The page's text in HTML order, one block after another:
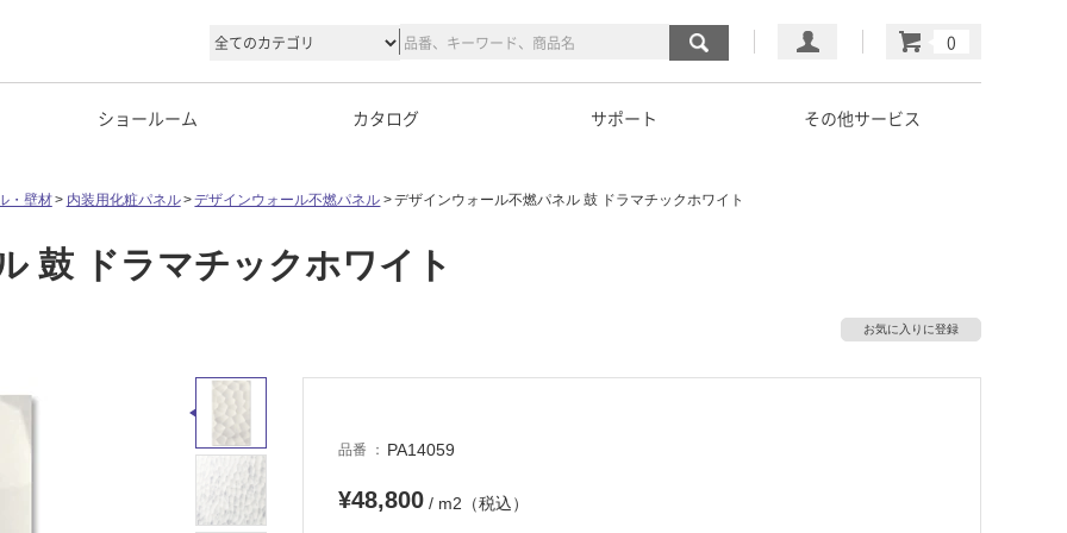
マイページ
カート
ショールーム カタログ サポート その他サービス
・壁材 内装用化粧パネル デザインウォール不燃パネル デザインウォール不燃パネル 鼓 ドラマチックホワイト
鼓 ドラマチックホワイト
お気に入りに登録
品番 PA14059
¥48,800 / m2（税込）